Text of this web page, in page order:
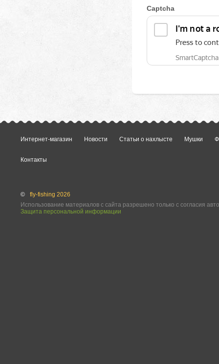
Captcha
Интернет-магазин Новости Статьи о нахлысте Мушки
Контакты
©
fly-fishing 2026
Использование материалов с сайта разрешено только с согласия
Защита персональной информации